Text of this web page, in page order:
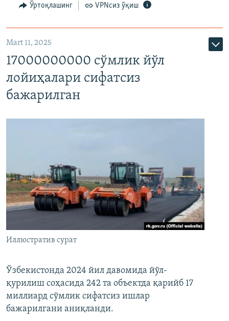
Ўртоқлашинг VPNсиз ўқиш
Mart 11, 2025
17000000000 сўмлик йўл
лойиҳалари сифатсиз
бажарилган
Иллюстратив сурат
Ўзбекистонда 2024 йил давомида йўл-
қурилиш соҳасида 242 та объектда қарийб 17
миллиард сўмлик сифатсиз ишлар
бажарилгани аниқланди.